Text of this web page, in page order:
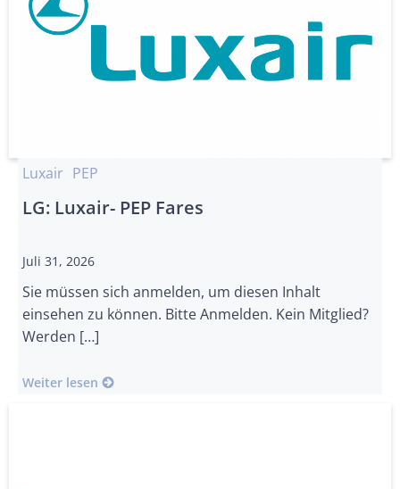
Luxair PEP
LG: Luxair- PEP Fares
Juli 31, 2026
Sie müssen sich anmelden, um diesen Inhalt
einsehen zu können. Bitte Anmelden. Kein Mitglied?
Werden […]
Weiter lesen